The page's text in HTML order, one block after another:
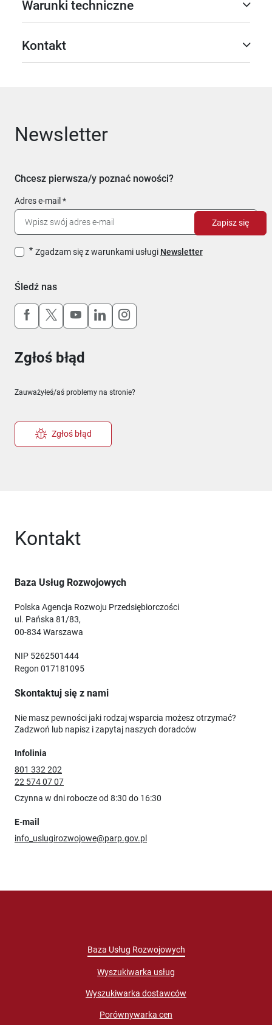
Warunki techniczne
Kontakt
Newsletter
Chcesz pierwsza/y poznać nowości?
Adres e-mail
Zgadzam się z warunkami usługi Newsletter
Zapisz się
Śledź nas
Uwaga, link otworzy się w nowym oknie
Uwaga, link otworzy się w nowym oknie
Uwaga, link otworzy się w nowym
Uwaga, link otworzy się w
Uwaga, link otworzy się w
Zgłoś błąd
Zauważyłeś/aś problemy na stronie?
Zgłoś błąd
Kontakt
Baza Usług Rozwojowych
Polska Agencja Rozwoju Przedsiębiorczości
ul. Pańska 81/83,
00-834 Warszawa
NIP 5262501444
Regon 017181095
Skontaktuj się z nami
Nie masz pewności jaki rodzaj wsparcia możesz otrzymać?
Zadzwoń lub napisz i zapytaj naszych doradców
Infolinia
801 332 202
22 574 07 07
Czynna w dni robocze od 8:30 do 16:30
E-mail
info_uslugirozwojowe@parp.gov.pl
Baza Usług Rozwojowych
Wyszukiwarka usług
Wyszukiwarka dostawców
Porównywarka cen